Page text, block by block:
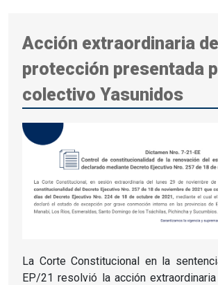
Acción extraordinaria de
protección presentada
colectivo Yasunidos
La Corte Constitucional en la
EP/21 resolvió la acción